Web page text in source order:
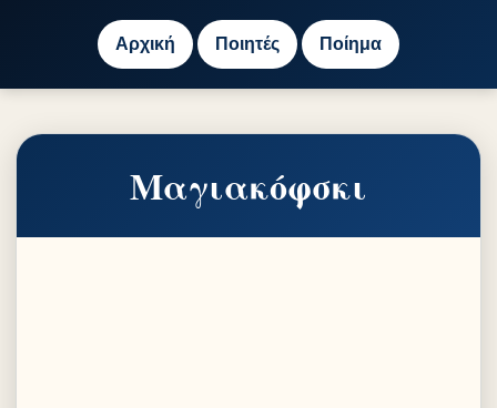
Αρχική Ποιητές Ποίημα
Μαγιακόφσκι